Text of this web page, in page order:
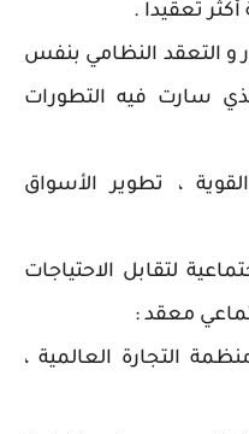
أكثر تعقيدا .
و التعقد النظامي بنفس
سارت فيه التطورات
، تطوير الأسواق
لتقابل الاحتياجات
معقد :
التجارة العالمية ،